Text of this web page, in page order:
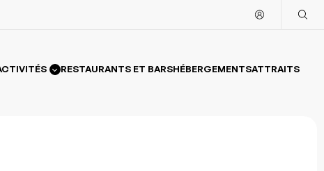
RESTAURANTS ET BARSHÉBERGEMENTSATTRAITS